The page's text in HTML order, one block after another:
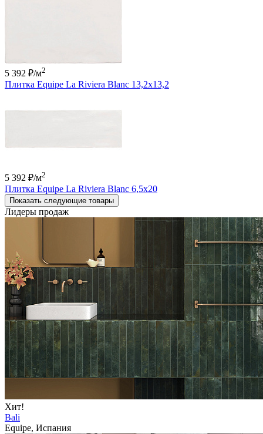
5 392 ₽/м2
Плитка Equipe La Riviera Blanc 13,2x13,2
5 392 ₽/м2
Плитка Equipe La Riviera Blanc 6,5x20
Показать следующие товары
Лидеры продаж
Хит!
Bali
Equipe, Испания